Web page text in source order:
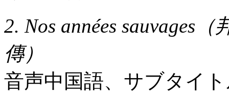
2. Nos années sauvages（
傳）
音声中国語、サブタイ